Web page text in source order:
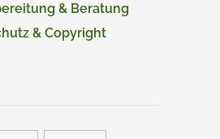
& Beratung
& Copyright